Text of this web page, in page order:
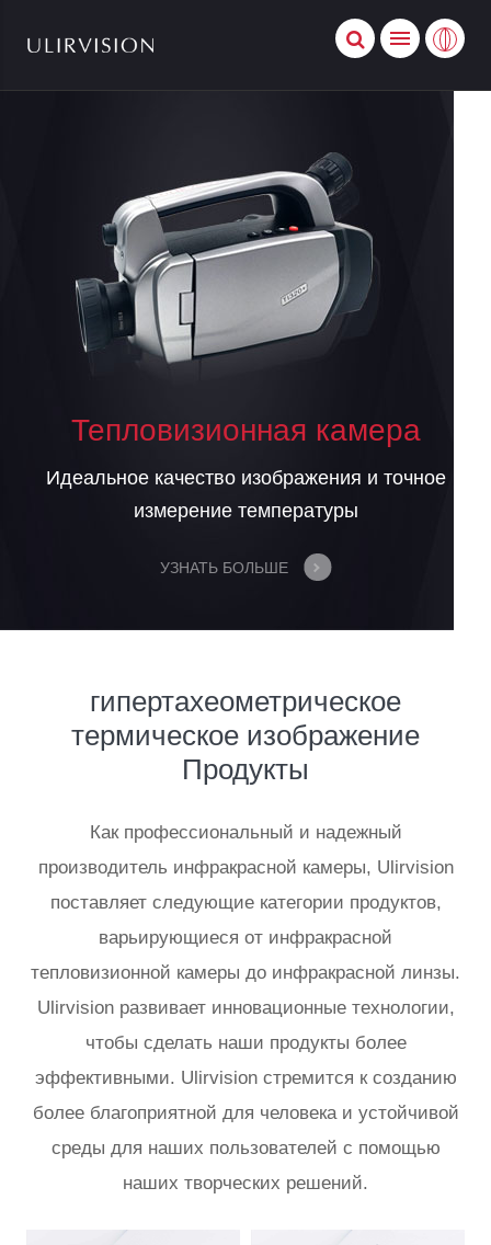
Тепловизионная камера
Идеальное качество изображения и точное
измерение температуры
УЗНАТЬ БОЛЬШЕ
гипертахеометрическое
термическое изображение
Продукты
Как профессиональный и надежный
производитель инфракрасной камеры, Ulirvision
поставляет следующие категории продуктов,
варьирующиеся от инфракрасной
тепловизионной камеры до инфракрасной линзы.
Ulirvision развивает инновационные технологии,
чтобы сделать наши продукты более
эффективными. Ulirvision стремится к созданию
более благоприятной для человека и устойчивой
среды для наших пользователей с помощью
наших творческих решений.